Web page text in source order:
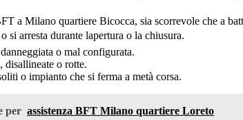
a Milano quartiere Bicocca, sia scorrevole che a
si arresta durante lapertura o la chiusura.
o mal configurata.
disallineate o rotte.
o impianto che si ferma a metà corsa.
per assistenza BFT Milano quartiere Loreto